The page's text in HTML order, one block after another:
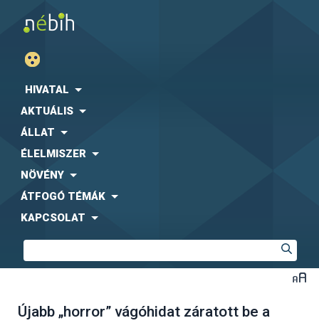
HIVATAL
AKTUÁLIS
ÁLLAT
ÉLELMISZER
NÖVÉNY
ÁTFOGÓ TÉMÁK
KAPCSOLAT
Újabb „horror” vágóhidat záratott be a